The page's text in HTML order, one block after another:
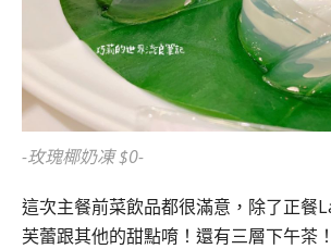
-玫瑰椰奶凍 $0-
這次主餐前菜飲品都很滿意，除了正餐
芙蕾跟其他的甜點唷！還有三層下午茶！